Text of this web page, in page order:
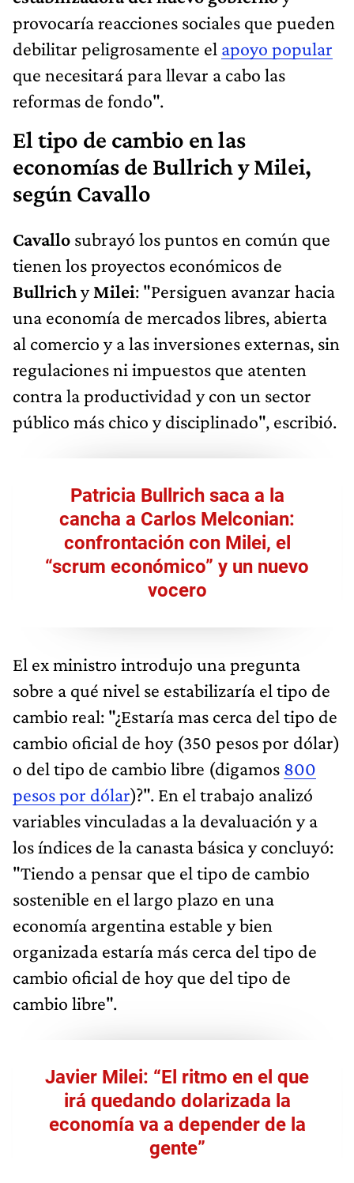
provocaría reacciones sociales que pueden
debilitar peligrosamente el apoyo popular
que necesitará para llevar a cabo las
reformas de fondo".
El tipo de cambio en las
economías de Bullrich y Milei,
según Cavallo
Cavallo subrayó los puntos en común que
tienen los proyectos económicos de
BullrichyMilei: "Persiguen avanzar hacia
una economía de mercados libres, abierta
al comercio y a las inversiones externas, sin
regulaciones ni impuestos que atenten
contra la productividad y con un sector
público más chico y disciplinado", escribió.
Patricia Bullrich saca a la
cancha a Carlos Melconian:
confrontación con Milei, el
“scrum económico” y un nuevo
vocero
El ex ministro introdujo una pregunta
sobre a qué nivel se estabilizaría el tipo de
cambio real: "¿Estaría mas cerca del tipo de
cambio oficial de hoy (350 pesos por dólar)
o del tipo de cambio libre (digamos 800
pesos por dólar)?". En el trabajo analizó
variables vinculadas a la devaluación y a
los índices de la canasta básica y concluyó:
"Tiendo a pensar que el tipo de cambio
sostenible en el largo plazo en una
economía argentina estable y bien
organizada estaría más cerca del tipo de
cambio oficial de hoy que del tipo de
cambio libre".
Javier Milei: “El ritmo en el que
irá quedando dolarizada la
economía va a depender de la
gente”